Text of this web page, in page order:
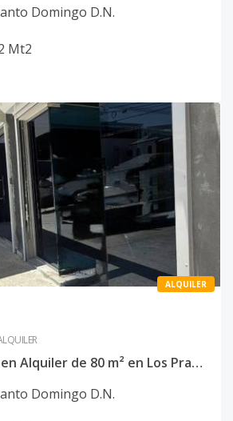
Domingo D.N.
Mt2
ALQUILER
Local Comercial en Alquiler de 80 m² en Los Prados
Domingo D.N.